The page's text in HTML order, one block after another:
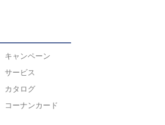
キャンペーン
サービス
カタログ
コーナンカード